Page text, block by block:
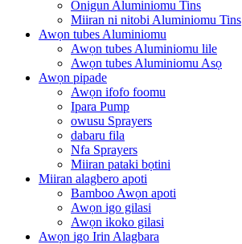
Onigun Aluminiomu Tins
Miiran ni nitobi Aluminiomu Tins
Awọn tubes Aluminiomu
Awọn tubes Aluminiomu lile
Awọn tubes Aluminiomu Asọ
Awọn pipade
Awọn ifofo foomu
Ipara Pump
owusu Sprayers
dabaru fila
Nfa Sprayers
Miiran pataki bọtini
Miiran alagbero apoti
Bamboo Awọn apoti
Awọn igo gilasi
Awọn ikoko gilasi
Awọn igo Irin Alagbara